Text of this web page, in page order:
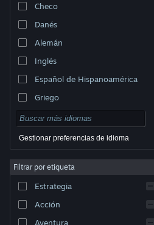
© Valve Corporation. Todos los derechos reservados.
respectivos dueños en EE. UU. y otros países.
Acuerdo de Suscriptor a Steam
Cookies
Checo
Danés
Alemán
Inglés
Español de Hispanoamérica
Griego
Gestionar preferencias de idioma
Filtrar por etiqueta
Estrategia
Acción
Aventura